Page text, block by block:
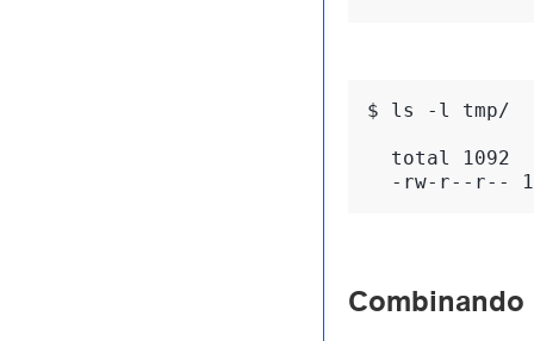
$ ls -l tmp/
  total 1092
-rw-r--r--